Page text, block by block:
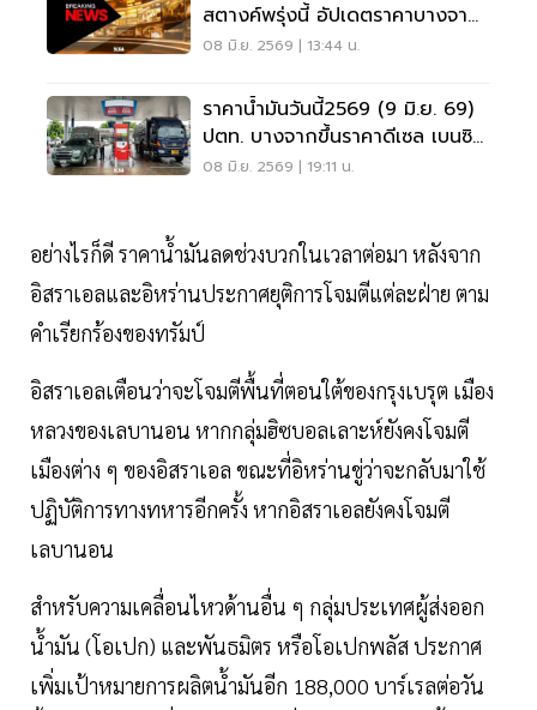
สตางค์พรุ่งนี้ อัปเดตราคาบางจาก
ปตท.
08 มิ.ย. 2569 | 13:44 น.
ราคาน้ำมันวันนี้2569 (9 มิ.ย. 69)
ปตท. บางจากขึ้นราคาดีเซล เบนซิน
50 สตางค์
08 มิ.ย. 2569 | 19:11 น.
อย่างไรก็ดี ราคาน้ำมันลดช่วงบวกในเวลาต่อมา หลังจาก
อิสราเอลและอิหร่านประกาศยุติการโจมตีแต่ละฝ่าย ตาม
คำเรียกร้องของทรัมป์
อิสราเอลเตือนว่าจะโจมตีพื้นที่ตอนใต้ของกรุงเบรุต เมือง
หลวงของเลบานอน หากกลุ่มฮิซบอลเลาะห์ยังคงโจมตี
เมืองต่าง ๆ ของอิสราเอล ขณะที่อิหร่านขู่ว่าจะกลับมาใช้
ปฏิบัติการทางทหารอีกครั้ง หากอิสราเอลยังคงโจมตี
เลบานอน
สำหรับความเคลื่อนไหวด้านอื่น ๆ กลุ่มประเทศผู้ส่งออก
น้ำมัน (โอเปก) และพันธมิตร หรือโอเปกพลัส ประกาศ
เพิ่มเป้าหมายการผลิตน้ำมันอีก 188,000 บาร์เรลต่อวัน